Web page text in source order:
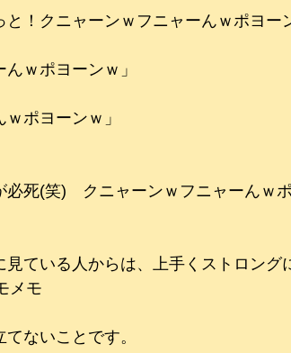
と！クニャーンｗフニャーんｗポヨー
ｗポヨーンｗ」
ポヨーンｗ」
死(笑)　クニャーンｗフニャーんｗ
ている人からは、上手くストロング
メモ
ないことです。